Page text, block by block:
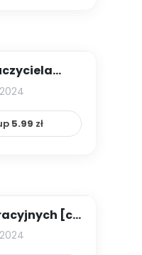
5.99 zł
[cz.